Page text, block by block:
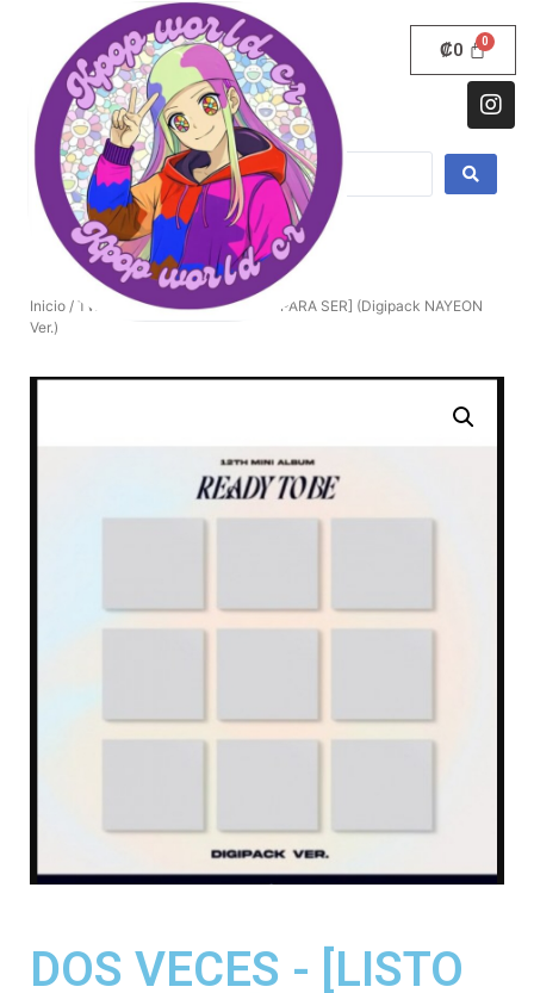
₡0
Inicio / TWICE
/ DOS VECES – [LISTO PARA SER] (Digipack NAYEON
Ver.)
DOS VECES - [LISTO